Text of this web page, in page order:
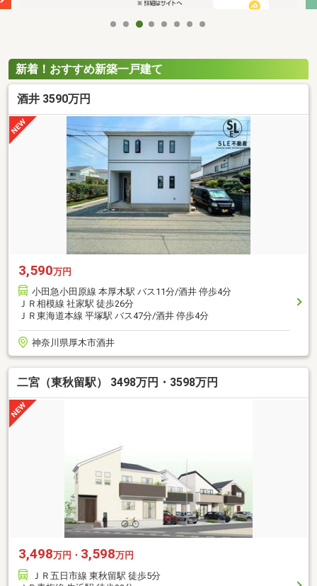
新着！おすすめ新築一戸建て
酒井 3590万円
3,590万円
小田急小田原線 本厚木駅 バス11分/酒井 停歩4分
ＪＲ相模線 社家駅 徒歩26分
ＪＲ東海道本線 平塚駅 バス47分/酒井 停歩4分
神奈川県厚木市酒井
二宮（東秋留駅） 3498万円・3598万円
3,498万円・ 3,598万円
ＪＲ五日市線 東秋留駅 徒歩5分